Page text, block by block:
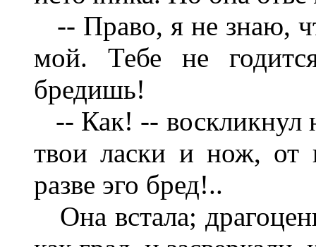
-- Право, я не знаю,
мой. Тебе не
бредишь!
-- Как! -- воскликнул
твои ласки и нож, от
разве эго бред!..
Она встала;